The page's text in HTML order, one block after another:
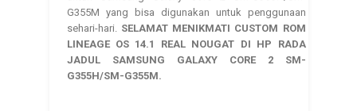
G355M yang bisa digunakan untuk penggunaan
sehari-hari. SELAMAT MENIKMATI CUSTOM ROM
LINEAGE OS 14.1 REAL NOUGAT DI HP RADA
JADUL SAMSUNG GALAXY CORE 2 SM-
G355H/SM-G355M.